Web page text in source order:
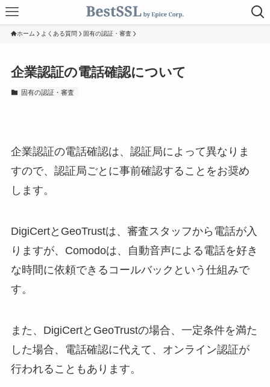
ホーム よくある質問 固有の認証・審査
企業認証の電話確認について
固有の認証・審査
企業認証の電話確認は、認証局によって異なりま
すので、認証局ごとに事前確認することをお奨め
します。
DigiCertとGeoTrustは、審査スタッフから電話が入
りますが、Comodoは、自動音声による電話を好き
な時間に依頼できるコールバックという仕組みで
す。
また、DigiCertとGeoTrustの場合、一定条件を満た
した場合、電話確認に代えて、オンライン認証が
行われることもあります。